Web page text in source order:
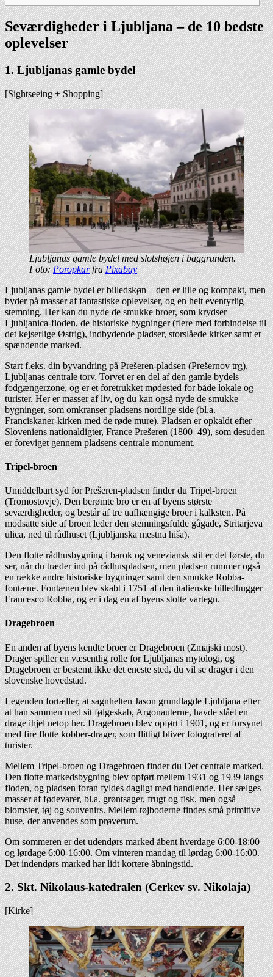
Seværdigheder i Ljubljana – de 10 bedste
oplevelser
1. Ljubljanas gamle bydel
[Sightseeing + Shopping]
Ljubljanas gamle bydel med slotshøjen i baggrunden.
Foto:PoropkarfraPixabay
Ljubljanas gamle bydel er billedskøn – den er lille og kompakt, men
byder på masser af fantastiske oplevelser, og en helt eventyrlig
stemning. Her kan du nyde de smukke broer, som krydser
Ljubljanica-floden, de historiske bygninger (flere med forbindelse til
det kejserlige Østrig), indbydende pladser, storslåede kirker samt et
spændende marked.
Start f.eks. din byvandring på Prešeren-pladsen (Prešernov trg),
Ljubljanas centrale torv. Torvet er en del af den gamle bydels
fodgængerzone, og er et foretrukket mødested for både lokale og
turister. Her er masser af liv, og du kan også nyde de smukke
bygninger, som omkranser pladsens nordlige side (bl.a.
Franciskaner-kirken med de røde mure). Pladsen er opkaldt efter
Sloveniens nationaldigter, France Prešeren (1800–49), som desuden
er foreviget gennem pladsens centrale monument.
Tripel-broen
Umiddelbart syd for Prešeren-pladsen finder du Tripel-broen
(Tromostovje). Den berømte bro er en af byens største
seværdigheder, og består af tre uafhængige broer i kalksten. På
modsatte side af broen leder den stemningsfulde gågade, Stritarjeva
ulica, ned til rådhuset (Ljubljanska mestna hiša).
Den flotte rådhusbygning i barok og veneziansk stil er det første, du
ser, når du træder ind på rådhuspladsen, men pladsen rummer også
en række andre historiske bygninger samt den smukke Robba-
fontæne. Fontænen blev skabt i 1751 af den italienske billedhugger
Francesco Robba, og er i dag en af byens stolte vartegn.
Dragebroen
En anden af byens kendte broer er Dragebroen (Zmajski most).
Drager spiller en væsentlig rolle for Ljubljanas mytologi, og
Dragebroen er bestemt ikke det eneste sted, du vil se drager i den
slovenske hovedstad.
Legenden fortæller, at sagnhelten Jason grundlagde Ljubljana efter
at han sammen med sit følgeskab, Argonauterne, havde slået en
drage ihjel netop her. Dragebroen blev opført i 1901, og er forsynet
med fire flotte kobber-drager, som flittigt bliver fotograferet af
turister.
Mellem Tripel-broen og Dragebroen finder du Det centrale marked.
Den flotte markedsbygning blev opført mellem 1931 og 1939 langs
floden, og pladsen foran fyldes dagligt med handlende. Her sælges
masser af fødevarer, bl.a. grøntsager, frugt og fisk, men også
blomster, tøj og souvenirs. Mellem tøjboderne findes små primitive
huse, der anvendes som prøverum.
Om sommeren er det udendørs marked åbent hverdage 6:00-18:00
og lørdage 6:00-16:00. Om vinteren mandag til lørdag 6:00-16:00.
Det indendørs marked har lidt kortere åbningstid.
2. Skt. Nikolaus-katedralen (Cerkev sv. Nikolaja)
[Kirke]